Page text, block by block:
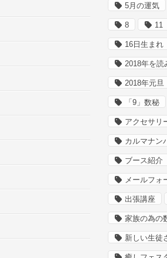
5月の運気
8 11
16日生まれ
2018年を読
2018年元旦
「9」数秘
アクセサリ
カルマナン
ブース紹介
メールフォ
出張講座
家族の為の
新しい生徒